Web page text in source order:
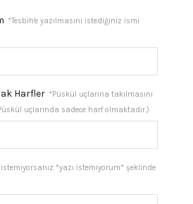
fiyat:
₺7.539,90.
*Tesbih'e yazılmasını istediğiniz ismi
Harfler *Püskül uçlarına takılmasını
uçlarında sadece harf olmaktadır.)
istemiyorsanız *yazı istemiyorum* şeklinde